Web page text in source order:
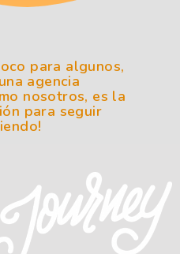
para algunos,
agencia
nosotros, es la
para seguir